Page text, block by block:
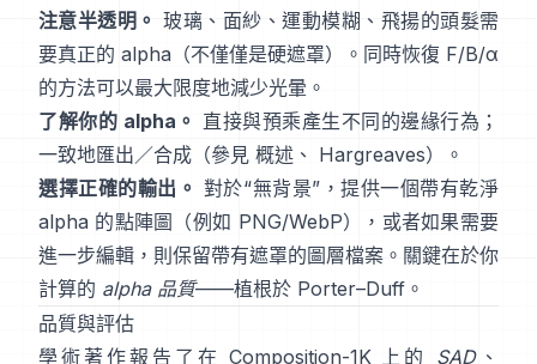
注意半透明。 玻璃、面紗、運動模糊、飛揚的頭髮需
要真正的 alpha（不僅僅是硬遮罩）。同時恢復 F/B/α
的方法可以最大限度地減少光暈。
了解你的 alpha。 直接與預乘產生不同的邊緣行為；
一致地匯出／合成（參見 概述 、 Hargreaves）。
選擇正確的輸出。 對於“無背景”，提供一個帶有乾淨
alpha 的點陣圖（例如 PNG/WebP），或者如果需要
進一步編輯，則保留帶有遮罩的圖層檔案。關鍵在於你
計算的 alpha 品質——植根於 Porter–Duff 。
品質與評估
學術著作報告了在Composition-1K 上的 SAD、